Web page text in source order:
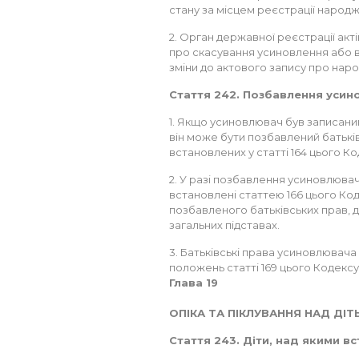
стану за місцем реєстрації
2. Орган державної реєстрації
про скасування усиновлення або
зміни до актового запису про
Стаття 242. Позбавлення
1. Якщо усиновлювач був
він може бути позбавлений
встановлених у статті 164 цього
2. У разі позбавлення
встановлені статтею 166 цього
позбавленого батьківських
загальних підставах.
3. Батьківські права
положень статті 169 цього
Глава 19
ОПІКА ТА ПІКЛУВАННЯ НАД
Стаття 243. Діти, над якими